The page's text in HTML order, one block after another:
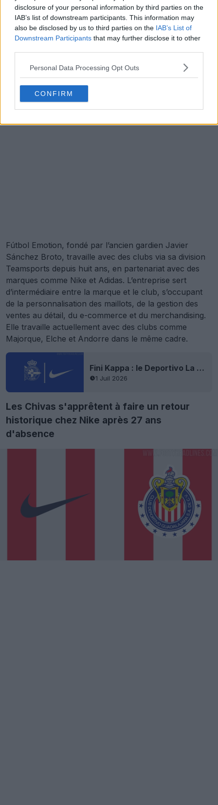
disclosure of your personal information by third parties on the
IAB’s list of downstream participants. This information may
also be disclosed by us to third parties on the IAB’s List of
Downstream Participants that may further disclose it to other
Personal Data Processing Opt Outs
CONFIRM
Fútbol Emotion, fondé par l’ancien gardien Javier
Sánchez Broto, travaille avec des clubs via sa division
Teamsports depuis huit ans, en partenariat avec des
marques comme Nike et Adidas. L’entreprise sert
d’intermédiaire entre la marque et le club, s’occupant
de la personnalisation des maillots, de la gestion des
ventes au détail, du e-commerce et du merchandising.
Elle travaille actuellement avec des clubs comme
Majorque, Elche et Andorre dans le même cadre.
Fini Kappa : le Deportivo La Corogne annonce un accord avec Nike pour ses maillots
1 Juil 2026
Les Chivas s'apprêtent à faire un retour
historique chez Nike après 27 ans
d'absence